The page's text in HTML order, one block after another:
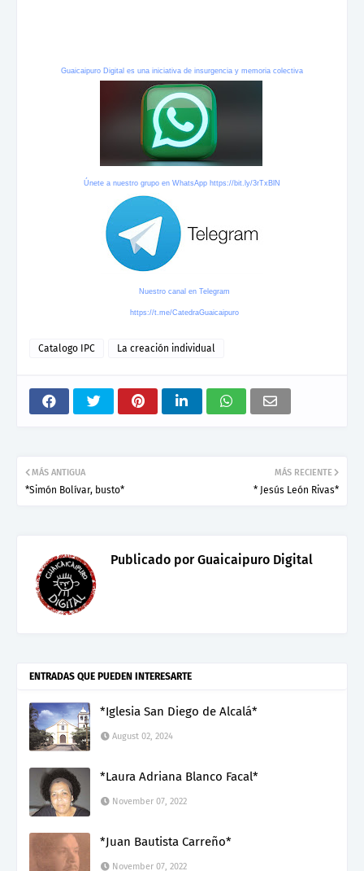
Guaicaipuro Digital es una iniciativa de insurgencia y memoria colectiva
Únete a nuestro grupo en WhatsApp https://bit.ly/3rTxBlN
Nuestro canal en Telegram
https://t.me/CatedraGuaicaipuro
Catalogo IPC La creación individual
MÁS RECIENTE
* Jesús León Rivas*
MÁS ANTIGUA
*Simón Bolívar, busto*
Publicado porGuaicaipuro Digital
ENTRADAS QUE PUEDEN INTERESARTE
*Iglesia San Diego de Alcalá*
August 02, 2024
*Laura Adriana Blanco Facal*
November 07, 2022
*Juan Bautista Carreño*
November 07, 2022